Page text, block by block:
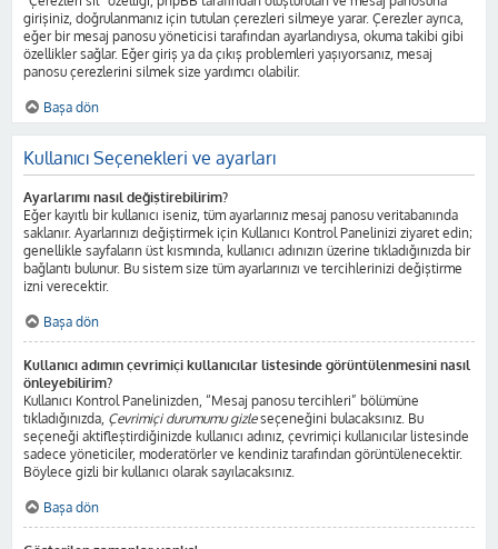
girişiniz, doğrulanmanız için tutulan çerezleri silmeye yarar. Çerezler ayrıca,
eğer bir mesaj panosu yöneticisi tarafından ayarlandıysa, okuma takibi gibi
özellikler sağlar. Eğer giriş ya da çıkış problemleri yaşıyorsanız, mesaj
panosu çerezlerini silmek size yardımcı olabilir.
Başa dön
Kullanıcı Seçenekleri ve ayarları
Ayarlarımı nasıl değiştirebilirim?
Eğer kayıtlı bir kullanıcı iseniz, tüm ayarlarınız mesaj panosu veritabanında
saklanır. Ayarlarınızı değiştirmek için Kullanıcı Kontrol Panelinizi ziyaret edin;
genellikle sayfaların üst kısmında, kullanıcı adınızın üzerine tıkladığınızda bir
bağlantı bulunur. Bu sistem size tüm ayarlarınızı ve tercihlerinizi değiştirme
izni verecektir.
Başa dön
Kullanıcı adımın çevrimiçi kullanıcılar listesinde görüntülenmesini nasıl
önleyebilirim?
Kullanıcı Kontrol Panelinizden, “Mesaj panosu tercihleri” bölümüne
tıkladığınızda, Çevrimiçi durumumu gizleseçeneğini bulacaksınız. Bu
seçeneği aktifleştirdiğinizde kullanıcı adınız, çevrimiçi kullanıcılar listesinde
sadece yöneticiler, moderatörler ve kendiniz tarafından görüntülenecektir.
Böylece gizli bir kullanıcı olarak sayılacaksınız.
Başa dön